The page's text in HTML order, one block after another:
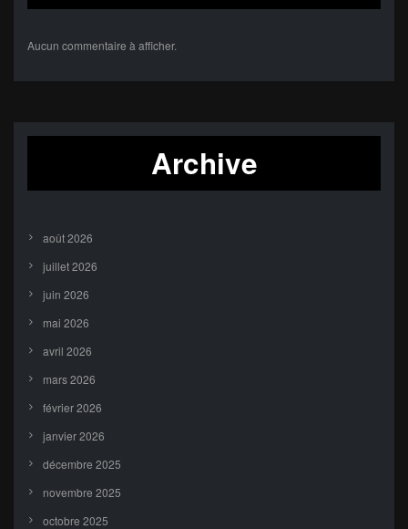
Aucun commentaire à afficher.
Archive
août 2026
juillet 2026
juin 2026
mai 2026
avril 2026
mars 2026
février 2026
janvier 2026
décembre 2025
novembre 2025
octobre 2025